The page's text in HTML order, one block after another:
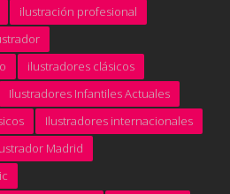
ilustración profesional
ilustradores clásicos
Ilustradores Infantiles Actuales
Ilustradores internacionales
Madrid